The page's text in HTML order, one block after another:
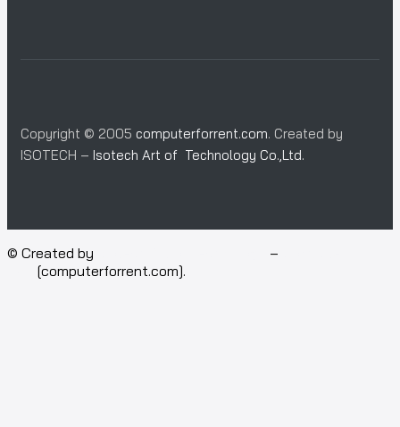
Copyright © 2005 computerforrent.com. Created by
ISOTECH – Isotech Art of Technology Co.,Ltd.
© Created by –
[computerforrent.com].